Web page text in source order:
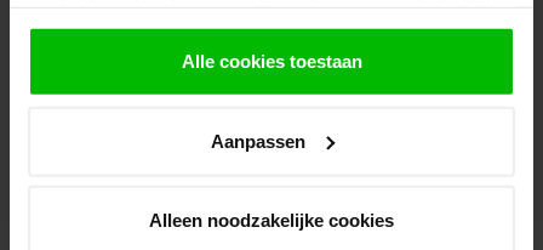
gebruiken.
Alle cookies toestaan
Aanpassen
Alleen noodzakelijke cookies
3.Rond de bestelling af waarbij je kiest voor
afhalen in de winkel. Vermeld in het
Je krijgt van ons bericht wanneer jouw
eventueel artikelen die niet voorradig zijn bij